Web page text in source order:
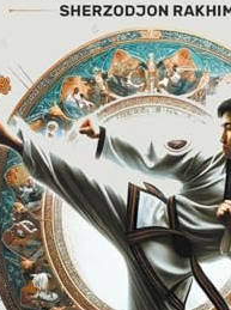
vender
CERRAR